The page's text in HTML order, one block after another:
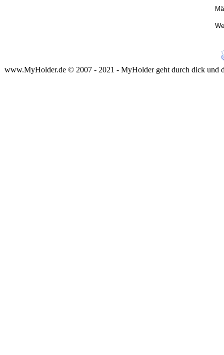
www.MyHolder.de © 2007 - 2021 - MyHolder geht durch dick und